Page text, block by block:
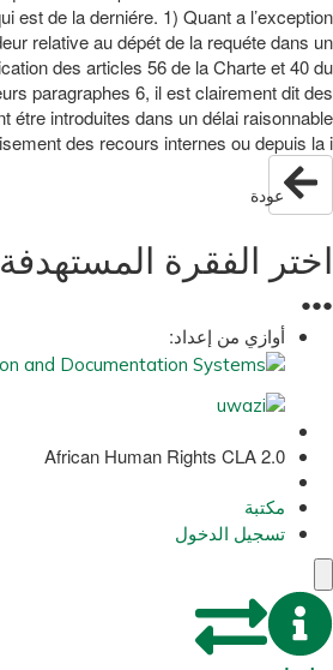
est de la derniére. 1) Quant a l’exception
relative au dépét de la requéte dans un
des articles 56 de la Charte et 40 du
paragraphes 6, il est clairement dit des
étre introduites dans un délai raisonnable
des recours internes ou depuis la i,
عودة
اختر الفقرة المستهدفة
●
●
●
أوازي من إعداد:
African Human Rights CLA 2.0
مكتبة
تسجيل الدخول